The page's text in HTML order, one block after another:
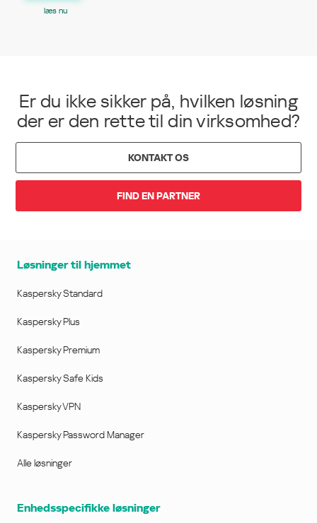
læs nu
Er du ikke sikker på, hvilken løsning
der er den rette til din virksomhed?
KONTAKT OS
FIND EN PARTNER
Løsninger til hjemmet
Kaspersky Standard
Kaspersky Plus
Kaspersky Premium
Kaspersky Safe Kids
Kaspersky VPN
Kaspersky Password Manager
Alle løsninger
Enhedsspecifikke løsninger